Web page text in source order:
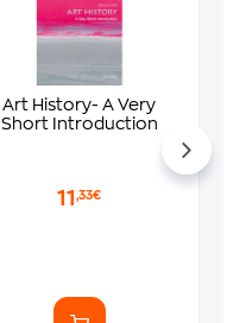
Art History- A Very
Short Introduction
11,33€